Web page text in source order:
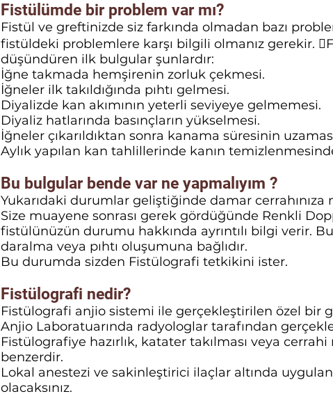
Fistülümde bir problem var mı?
Fistül ve greftinizde siz farkında olmadan bazı
fistüldeki problemlere karşı bilgili olmanız gerekir.
düşündüren ilk bulgular şunlardır:
İğne takmada hemşirenin zorluk çekmesi.
İğneler ilk takıldığında pıhtı gelmesi.
Diyalizde kan akımının yeterli seviyeye gelmemesi.
Diyaliz hatlarında basınçların yükselmesi.
İğneler çıkarıldıktan sonra kanama süresinin
Aylık yapılan kan tahlillerinde kanın
Bu bulgular bende var ne yapmalıyım ?
Yukarıdaki durumlar geliştiğinde damar cerrahınıza
Size muayene sonrası gerek gördüğünde Renkli
fistülünüzün durumu hakkında ayrıntılı bilgi verir.
daralma veya pıhtı oluşumuna bağlıdır.
Bu durumda sizden Fistülografi tetkikini ister.
Fistülografi nedir?
Fistülografi anjio sistemi ile gerçekleştirilen özel bir
Anjio Laboratuarında radyologlar tarafından
Fistülografiye hazırlık, katater takılması veya
benzerdir.
Lokal anestezi ve sakinleştirici ilaçlar altında
olacaksınız.